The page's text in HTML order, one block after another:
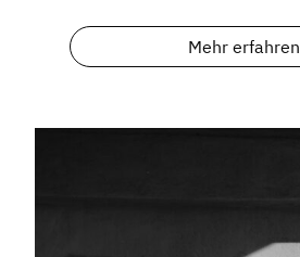
Mehr erfahren